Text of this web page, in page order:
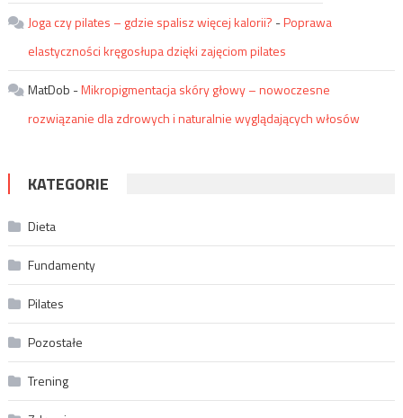
Joga czy pilates – gdzie spalisz więcej kalorii? -Poprawa
elastyczności kręgosłupa dzięki zajęciom pilates
MatDob -Mikropigmentacja skóry głowy – nowoczesne
rozwiązanie dla zdrowych i naturalnie wyglądających włosów
KATEGORIE
Dieta
Fundamenty
Pilates
Pozostałe
Trening